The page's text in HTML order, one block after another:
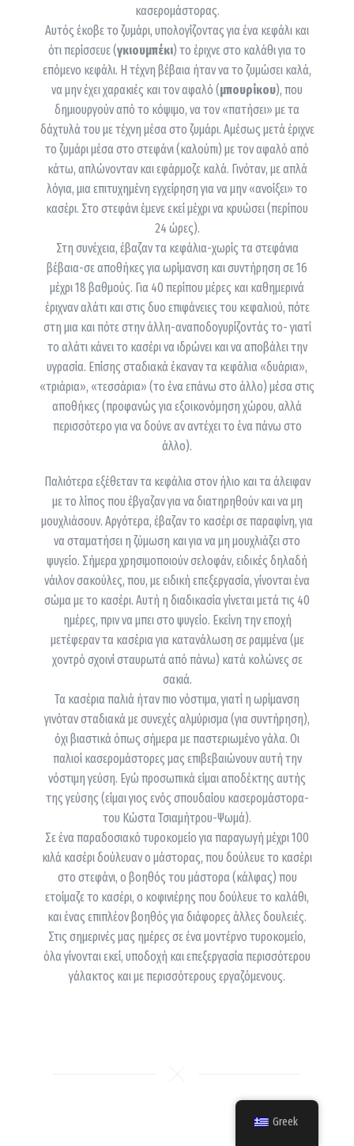
κασερομάστορας.
Αυτός έκοβε το ζυμάρι, υπολογίζοντας για ένα κεφάλι και
ότι περίσσευε (γκιουμπέκι) το έριχνε στο καλάθι για το
επόμενο κεφάλι. Η τέχνη βέβαια ήταν να το ζυμώσει καλά,
να μην έχει χαρακιές και τον αφαλό (μπουρίκου), που
δημιουργούν από το κόψιμο, να τον «πατήσει» με τα
δάχτυλά του με τέχνη μέσα στο ζυμάρι. Αμέσως μετά έριχνε
το ζυμάρι μέσα στο στεφάνι (καλούπι) με τον αφαλό από
κάτω, απλώνονταν και εφάρμοζε καλά. Γινόταν, με απλά
λόγια, μια επιτυχημένη εγχείρηση για να μην «ανοίξει» το
κασέρι. Στο στεφάνι έμενε εκεί μέχρι να κρυώσει (περίπου
24 ώρες).
Στη συνέχεια, έβαζαν τα κεφάλια-χωρίς τα στεφάνια
βέβαια-σε αποθήκες για ωρίμανση και συντήρηση σε 16
μέχρι 18 βαθμούς. Για 40 περίπου μέρες και καθημερινά
έριχναν αλάτι και στις δυο επιφάνειες του κεφαλιού, πότε
στη μια και πότε στην άλλη-αναποδογυρίζοντάς το- γιατί
το αλάτι κάνει το κασέρι να ιδρώνει και να αποβάλει την
υγρασία. Επίσης σταδιακά έκαναν τα κεφάλια «δυάρια»,
«τριάρια», «τεσσάρια» (το ένα επάνω στο άλλο) μέσα στις
αποθήκες (προφανώς για εξοικονόμηση χώρου, αλλά
περισσότερο για να δούνε αν αντέχει το ένα πάνω στο
άλλο).
Παλιότερα εξέθεταν τα κεφάλια στον ήλιο και τα άλειφαν
με το λίπος που έβγαζαν για να διατηρηθούν και να μη
μουχλιάσουν. Αργότερα, έβαζαν το κασέρι σε παραφίνη, για
να σταματήσει η ζύμωση και για να μη μουχλιάζει στο
ψυγείο. Σήμερα χρησιμοποιούν σελοφάν, ειδικές δηλαδή
νάιλον σακούλες, που, με ειδική επεξεργασία, γίνονται ένα
σώμα με το κασέρι. Αυτή η διαδικασία γίνεται μετά τις 40
ημέρες, πριν να μπει στο ψυγείο. Εκείνη την εποχή
μετέφεραν τα κασέρια για κατανάλωση σε ραμμένα (με
χοντρό σχοινί σταυρωτά από πάνω) κατά κολώνες σε
σακιά.
Τα κασέρια παλιά ήταν πιο νόστιμα, γιατί η ωρίμανση
γινόταν σταδιακά με συνεχές αλμύρισμα (για συντήρηση),
όχι βιαστικά όπως σήμερα με παστεριωμένο γάλα. Οι
παλιοί κασερομάστορες μας επιβεβαιώνουν αυτή την
νόστιμη γεύση. Εγώ προσωπικά είμαι αποδέκτης αυτής
της γεύσης (είμαι γιος ενός σπουδαίου κασερομάστορα-
του Κώστα Τσιαμήτρου-Ψωμά).
Σε ένα παραδοσιακό τυροκομείο για παραγωγή μέχρι 100
κιλά κασέρι δούλευαν ο μάστορας, που δούλευε το κασέρι
στο στεφάνι, ο βοηθός του μάστορα (κάλφας) που
ετοίμαζε το κασέρι, ο κοφινιέρης που δούλευε το καλάθι,
και ένας επιπλέον βοηθός για διάφορες άλλες δουλειές.
Στις σημερινές μας ημέρες σε ένα μοντέρνο τυροκομείο,
όλα γίνονται εκεί, υποδοχή και επεξεργασία περισσότερου
γάλακτος και με περισσότερους εργαζόμενους.
Greek